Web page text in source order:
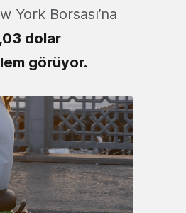
Borsası’na
dolar
görüyor.